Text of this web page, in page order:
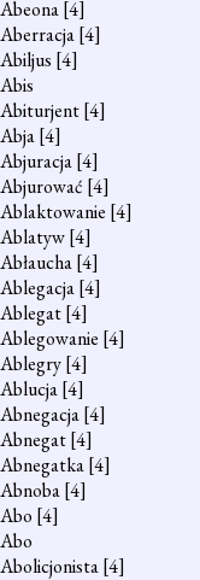
Abeona[4]
Aberracja[4]
Abiljus [4]
Abis
Abiturjent[4]
Abja[4]
Abjuracja[4]
Abjurować [4]
Ablaktowanie [4]
Ablatyw[4]
Abłaucha[4]
Ablegacja[4]
Ablegat[4]
Ablegowanie [4]
Ablegry[4]
Ablucja[4]
Abnegacja[4]
Abnegat[4]
Abnegatka[4]
Abnoba[4]
Abo [4]
Abo
Abolicjonista[4]